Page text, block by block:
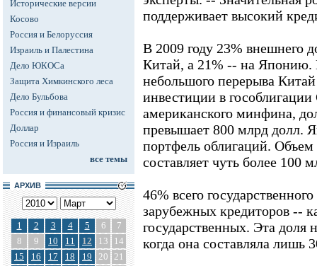
Исторические версии
Косово
Россия и Белоруссия
Израиль и Палестина
Дело ЮКОСа
Защита Химкинского леса
Дело Бульбова
Россия и финансовый кризис
Доллар
Россия и Израиль
все темы
АРХИВ
1 2 3 4 5 6
7
8
9 10 11 12 13
14
15
16 17 18 19 20 21
поддерживает высокий
В 2009 году 23% внешнего
Китай, а 21% -- на Японию.
небольшого перерыва
инвестиции в
американского минфина,
превышает 800 млрд долл.
портфель облигаций.
составляет чуть более 100
46% всего
зарубежных кредиторов --
государственных. Эта доля
когда она составляла лишь